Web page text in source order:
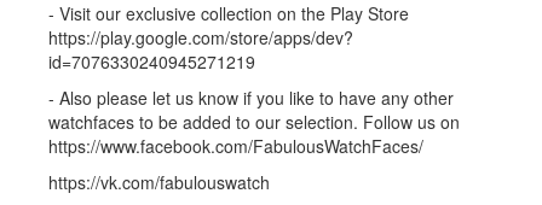
- Visit our exclusive collection on the Play Store
https://play.google.com/store/apps/dev?
id=7076330240945271219
- Also please let us know if you like to have any other
watchfaces to be added to our selection. Follow us on
https://www.facebook.com/FabulousWatchFaces/
https://vk.com/fabulouswatch